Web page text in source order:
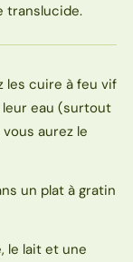
translucide.
les cuire à feu vif
leur eau (surtout
aurez le
un plat à gratin
le lait et une